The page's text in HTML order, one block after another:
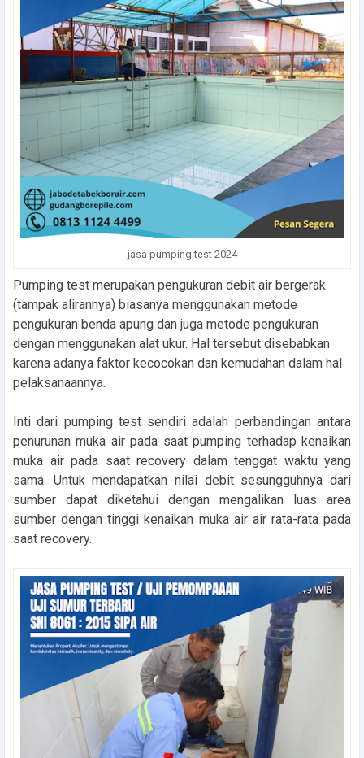
jasa pumping test 2024
Pumping test merupakan pengukuran debit air bergerak
(tampak alirannya) biasanya menggunakan metode
pengukuran benda apung dan juga metode pengukuran
dengan menggunakan alat ukur. Hal tersebut disebabkan
karena adanya faktor kecocokan dan kemudahan dalam hal
pelaksanaannya.
Inti dari pumping test sendiri adalah perbandingan antara
penurunan muka air pada saat pumping terhadap kenaikan
muka air pada saat recovery dalam tenggat waktu yang
sama. Untuk mendapatkan nilai debit sesungguhnya dari
sumber dapat diketahui dengan mengalikan luas area
sumber dengan tinggi kenaikan muka air air rata-rata pada
saat recovery.